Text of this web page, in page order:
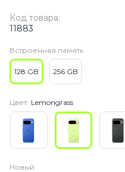
Код товара:
11883
Встроенная память
128 GB 256 GB
Цвет: Lemongrass
Новый